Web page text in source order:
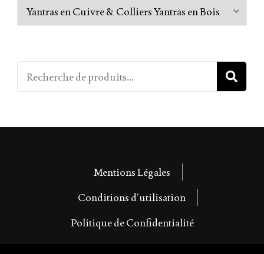
Mentions Légales
Conditions d’utilisation
Politique de Confidentialité